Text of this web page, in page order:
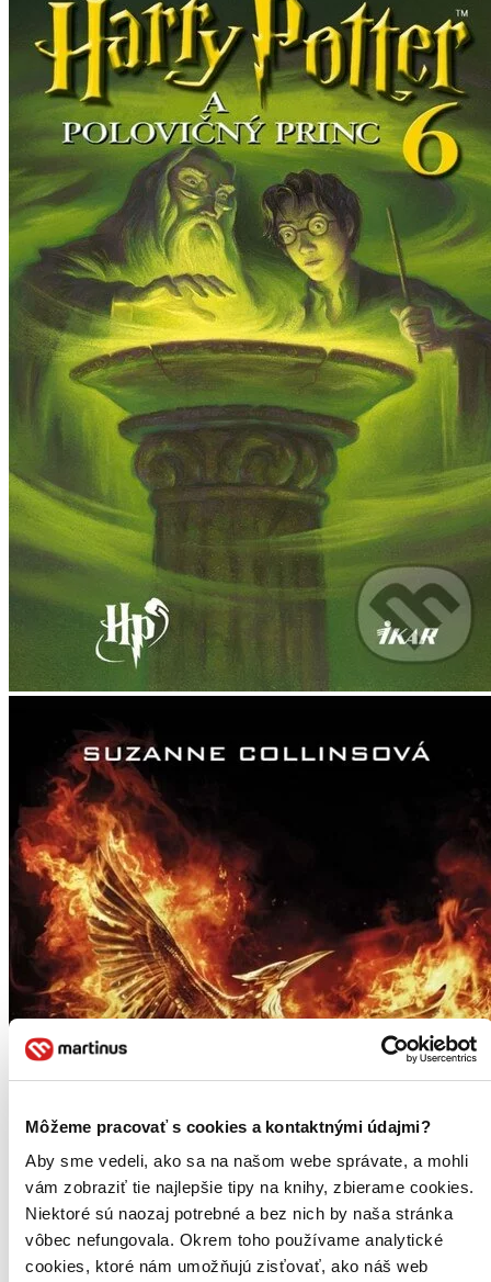
Môžeme pracovať s cookies a kontaktnými údajmi?
Aby sme vedeli, ako sa na našom webe správate, a mohli
vám zobraziť tie najlepšie tipy na knihy, zbierame cookies.
Niektoré sú naozaj potrebné a bez nich by naša stránka
vôbec nefungovala. Okrem toho používame analytické
cookies, ktoré nám umožňujú zisťovať, ako náš web